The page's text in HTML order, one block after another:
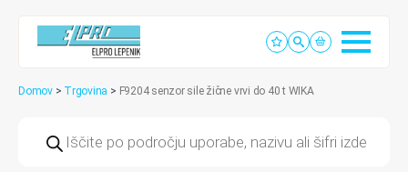
Domov > Trgovina > F9204 senzor sile žične vrvi do 40 t WIKA
search